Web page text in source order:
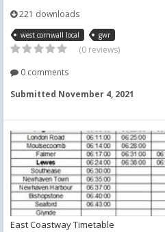
221 downloads
west cornwall local gwr
(0 reviews)
0 comments
Submitted November 4, 2021
East Coastway Timetable